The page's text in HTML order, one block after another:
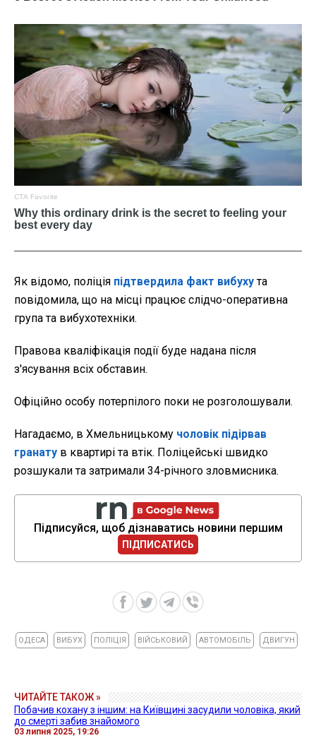
Як відомо, поліція підтвердила факт вибухута
повідомила, що на місці працює слідчо-оперативна
група та вибухотехніки.
Правова кваліфікація події буде надана після
з'ясування всіх обставин.
Офіційно особу потерпілого поки не розголошували.
Нагадаємо, в Хмельницькому чоловік підірвав
гранату в квартирі та втік. Поліцейські швидко
розшукали та затримали 34-річного зловмисника.
Підписуйся, щоб дізнаватись новини першим
ПІДПИСАТИСЬ
ОДЕСА ВИБУХ ПОЛІЦІЯ ВІЙСЬКОВИЙ АВТОМОБІЛЬ ДВИГУН
ЧИТАЙТЕ ТАКОЖ »
Побачив кохану з іншим: на Київщині засудили чоловіка, який
до смерті забив знайомого
03 липня 2025, 19:26